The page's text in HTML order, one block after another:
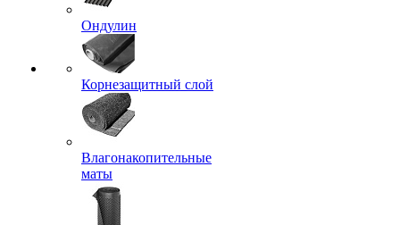
Ондулин
Корнезащитный слой
Влагонакопительные
маты